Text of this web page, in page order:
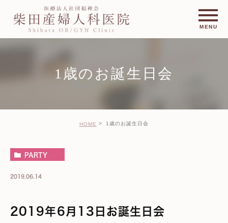
1歳のお誕生日会
HOME 1歳のお誕生日会
PARTY
2019.06.14
2019年6月13日お誕生日会